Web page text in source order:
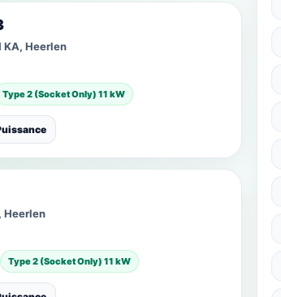
Heerlen
Type 2 (Socket Only) 11 kW
Heerlen
Type 2 (Socket Only) 11 kW